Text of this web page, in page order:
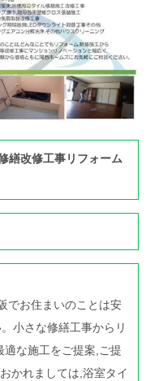
繕改修工事リフォーム
でお住まいのことは安
小さな修繕工事からリ
な施工をご提案,ご提
かれましては,浴室タイ